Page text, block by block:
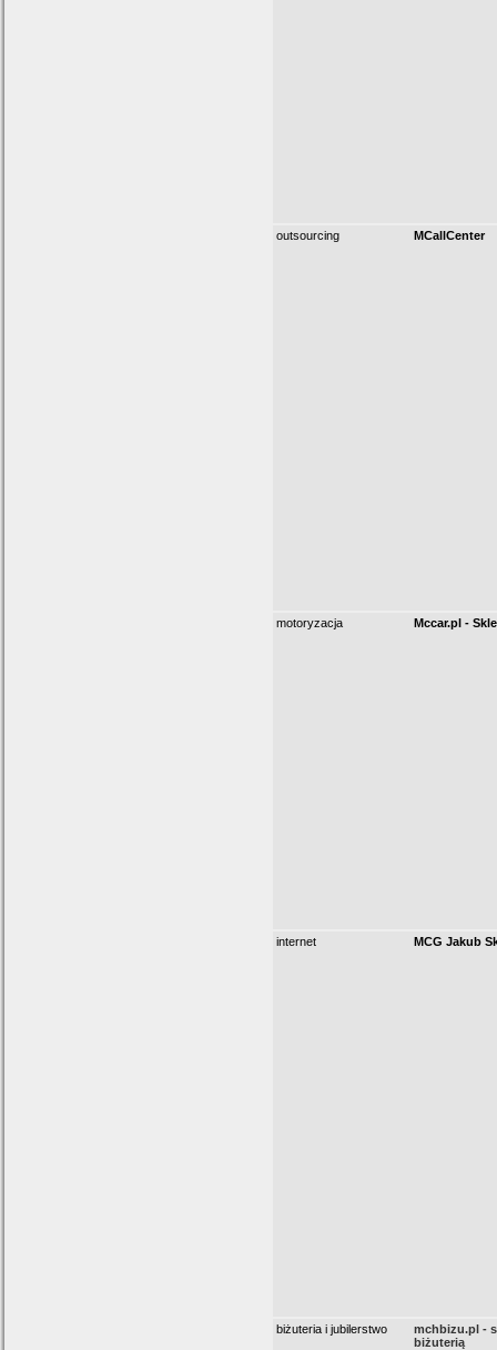
outsourcing MCallCenter
motoryzacja Mccar.pl -
internet MCG Jakub
biżuteria i jubilerstwo
mchbizu.pl -
biżuterią